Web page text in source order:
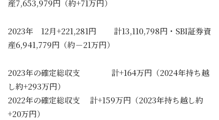
産7,653,979円（約+71万円）
2023年 12月+221,281円 計13,110,798円・SBI証券資
産6,941,779円（約－21万円）
2023年の確定総収支 計+164万円（2024年持ち越
し約+293万円）
2022年の確定総収支 計+159万円（2023年持ち越し約
+20万円）